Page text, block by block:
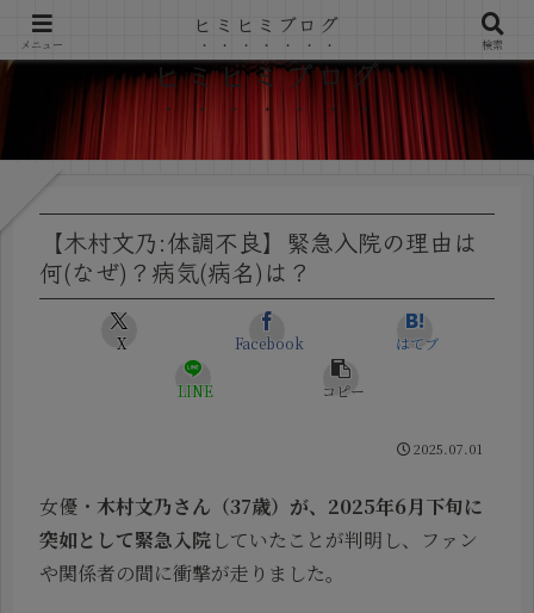
ヒミヒミブログ
【木村文乃:体調不良】緊急入院の理由は
何(なぜ)？病気(病名)は？
X Facebook はてブ
LINE コピー
2025.07.01
女優・ 木村文乃さん（37歳）が、2025年6月下旬に
突如として緊急入院していたことが判明し、ファン
や関係者の間に衝撃が走りました。
メニュー
ヒミヒミブログ
検索